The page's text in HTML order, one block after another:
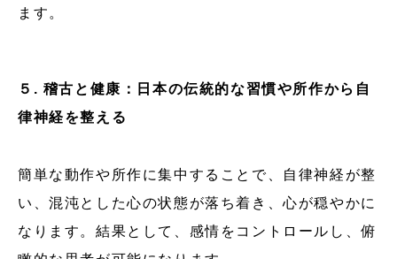
ます。
５. 稽古と健康：日本の伝統的な習慣や所作から自
律神経を整える
簡単な動作や所作に集中することで、自律神経が整
い、混沌とした心の状態が落ち着き、心が穏やかに
なります。結果として、感情をコントロールし、俯